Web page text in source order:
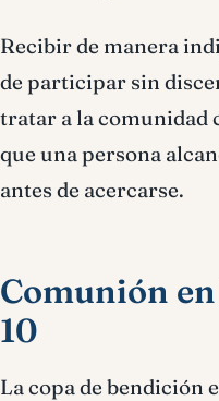
Recibir de manera
de participar sin
tratar a la comunidad
que una persona
antes de acercarse.
Comunión
10
La copa de bendición